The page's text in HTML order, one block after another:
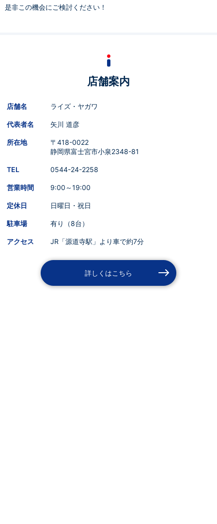
是非この機会にご検討ください！
店舗案内
店舗名 ライズ・ヤガワ
代表者名 矢川 道彦
所在地
〒418-0022
静岡県富士宮市小泉2348-81
TEL 0544-24-2258
営業時間 9:00～19:00
定休日 日曜日・祝日
駐車場 有り（8台）
アクセス JR「源道寺駅」より車で約7分
詳しくはこちら